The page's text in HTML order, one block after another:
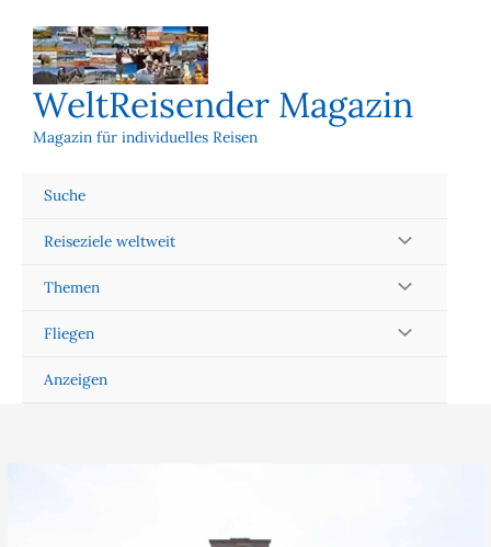
Inhalt
springen
WeltReisender Magazin
Magazin für individuelles Reisen
Suche
Reiseziele weltweit
Themen
Fliegen
Anzeigen